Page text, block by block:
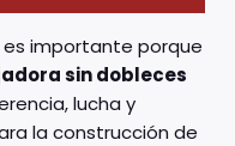
es importante porque
sin dobleces
lucha y
la construcción de